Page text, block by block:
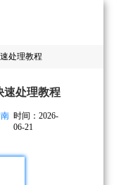
处理教程
速处理教程
时间：2026-
06-21